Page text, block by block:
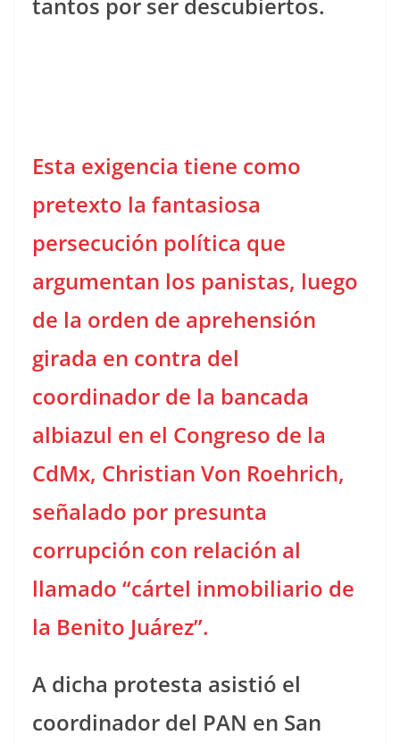
Esta exigencia tiene como
pretexto la fantasiosa
persecución política que
argumentan los panistas, luego
de la orden de aprehensión
girada en contra del
coordinador de la bancada
albiazul en el Congreso de la
CdMx, Christian Von Roehrich,
señalado por presunta
corrupción con relación al
llamado “cártel inmobiliario de
la Benito Juárez”.
A dicha protesta asistió el
coordinador del PAN en San